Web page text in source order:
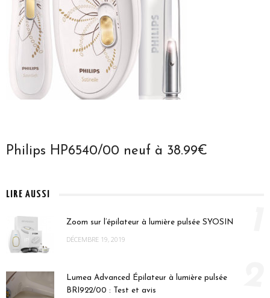
Philips HP6540/00 neuf à 38.99€
LIRE AUSSI
Zoom sur l’épilateur à lumière pulsée SYOSIN
DÉCEMBRE 19, 2019
Lumea Advanced Épilateur à lumière pulsée
BRI922/00 : Test et avis